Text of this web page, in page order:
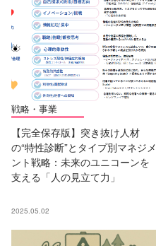
戦略・事業
【完全保存版】突き抜け人材
の“特性診断”とタイプ別マネジメ
ント戦略：未来のユニコーンを
支える「人の見立て力」
2025.05.02